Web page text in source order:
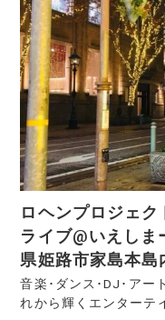
ロヘンプロジェ
ライブ@いえし
県姫路市家島本島
音楽･ダンス･DJ･アー
れから輝くエンターテ